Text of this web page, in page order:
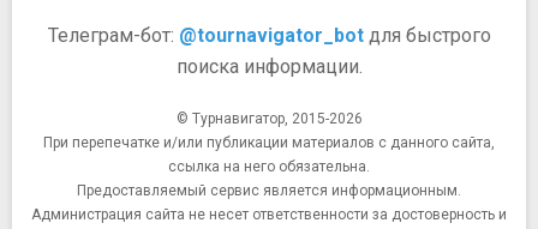
Кабаре Лидо
Памятники, скульптуры, статуи
Луксорский обелиск
Мемориал жертвам депортации
Скульптура "Человек, проходящий сквозь стену"
Телеграм-бот: @tournavigator_botдля быстрого
поиска информации.
© Турнавигатор, 2015-2026
При перепечатке и/или публикации материалов с данного сайта,
ссылка на него обязательна.
Предоставляемый сервис является информационным.
Администрация сайта не несет ответственности за достоверность и